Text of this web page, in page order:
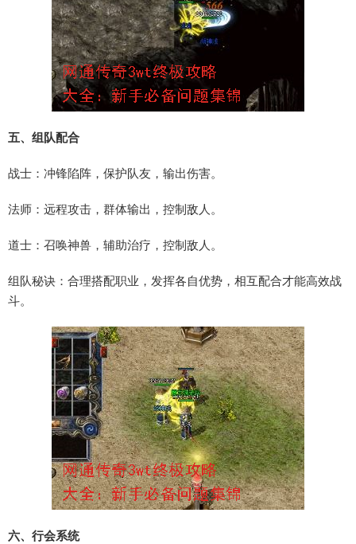
五、组队配合
战士：冲锋陷阵，保护队友，输出伤害。
法师：远程攻击，群体输出，控制敌人。
道士：召唤神兽，辅助治疗，控制敌人。
组队秘诀：合理搭配职业，发挥各自优势，相互配合才能高效战
斗。
六、行会系统